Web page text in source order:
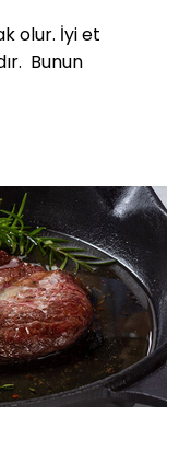
olur. İyi et
Bunun